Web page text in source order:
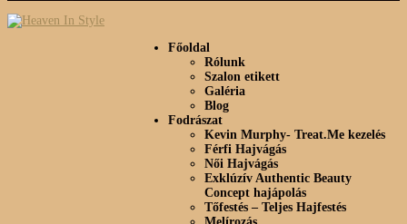
Főoldal
Rólunk
Szalon etikett
Galéria
Blog
Fodrászat
Kevin Murphy- Treat.Me kezelés
Férfi Hajvágás
Női Hajvágás
Exklúzív Authentic Beauty
Concept hajápolás
Tőfestés – Teljes Hajfestés